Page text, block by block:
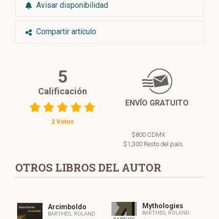
Sorbona.?"Avisar disponibilidad
Compartir artículo
5
Calificación
2 Votos
ENVÍO GRATUITO
$800 CDMX
$1,300 Resto del país
OTROS LIBROS DEL AUTOR
Arcimboldo
BARTHES, ROLAND
Mythologies
BARTHES, ROLAND